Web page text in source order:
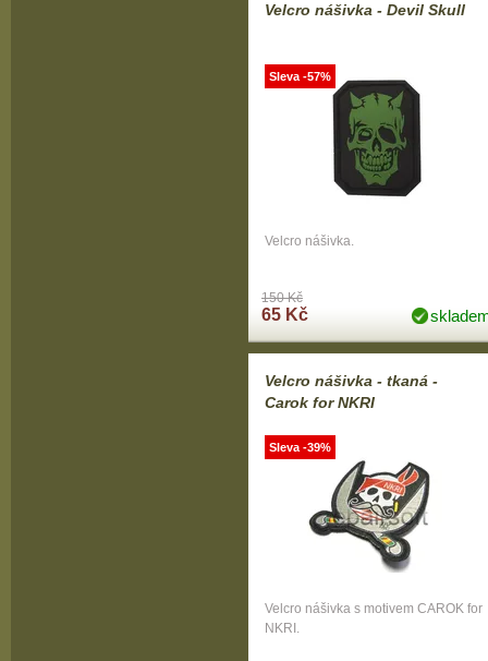
Velcro nášivka - Devil Skull
Velcro nášivka.
150 Kč
65 Kč
Sleva -57%
Velcro nášivka - tkaná -
Carok for NKRI
Velcro nášivka s motivem CAROK for
NKRI.
Sleva -39%